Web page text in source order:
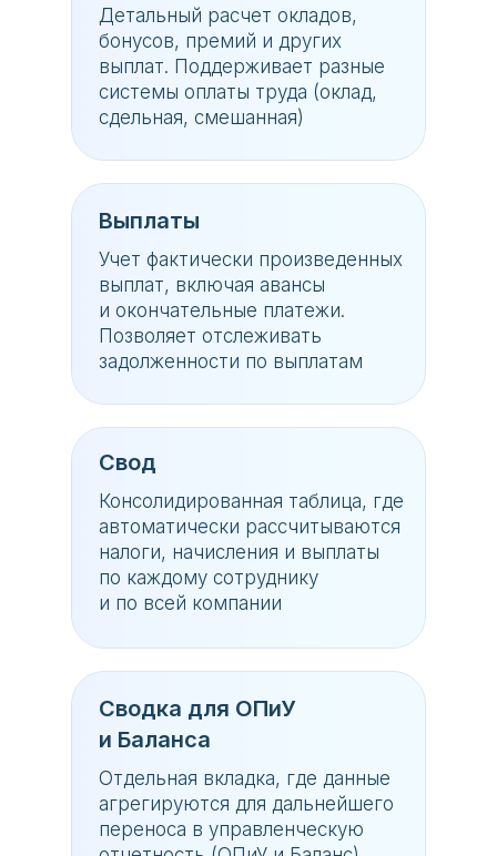
Свод
Консолидированная таблица, где
автоматически рассчитываются
налоги, начисления и выплаты
по каждому сотруднику
и по всей компании
Учет фактически произведенных
выплат, включая авансы
и окончательные платежи.
Позволяет отслеживать
задолженности по выплатам
Выплаты
Сводка для ОПиУ
и Баланса
Отдельная вкладка, где данные
агрегируются для дальнейшего
переноса в управленческую
Детальный расчет окладов,
бонусов, премий и других
выплат. Поддерживает разные
системы оплаты труда (оклад,
сдельная, смешанная)